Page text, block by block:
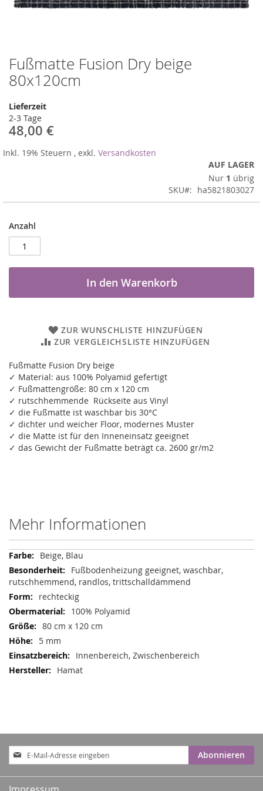
Fußmatte Fusion Dry beige
80x120cm
Lieferzeit
2-3 Tage
48,00 €
Inkl. 19% Steuern , exkl. Versandkosten
AUF LAGER
Nur 1 übrig
SKU
ha5821803027
Anzahl
In den Warenkorb
ZUR WUNSCHLISTE HINZUFÜGEN
ZUR VERGLEICHSLISTE HINZUFÜGEN
Fußmatte Fusion Dry beige
✓ Material: aus 100% Polyamid gefertigt
✓ Fußmattengröße: 80 cm x 120 cm
✓ rutschhemmende Rückseite aus Vinyl
✓ die Fußmatte ist waschbar bis 30°C
✓ dichter und weicher Floor, modernes Muster
✓ die Matte ist für den Inneneinsatz geeignet
✓ das Gewicht der Fußmatte beträgt ca. 2600 gr/m2
Zum
Anfang
der
springen
Mehr Informationen
Mehr
Informationen
Beige, Blau
Fußbodenheizung geeignet, waschbar,
rutschhemmend, randlos, trittschalldämmend
rechteckig
100% Polyamid
80 cm x 120 cm
5 mm
Innenbereich, Zwischenbereich
Hamat
Anmeldung
zum
Newsletter:
Abonnieren